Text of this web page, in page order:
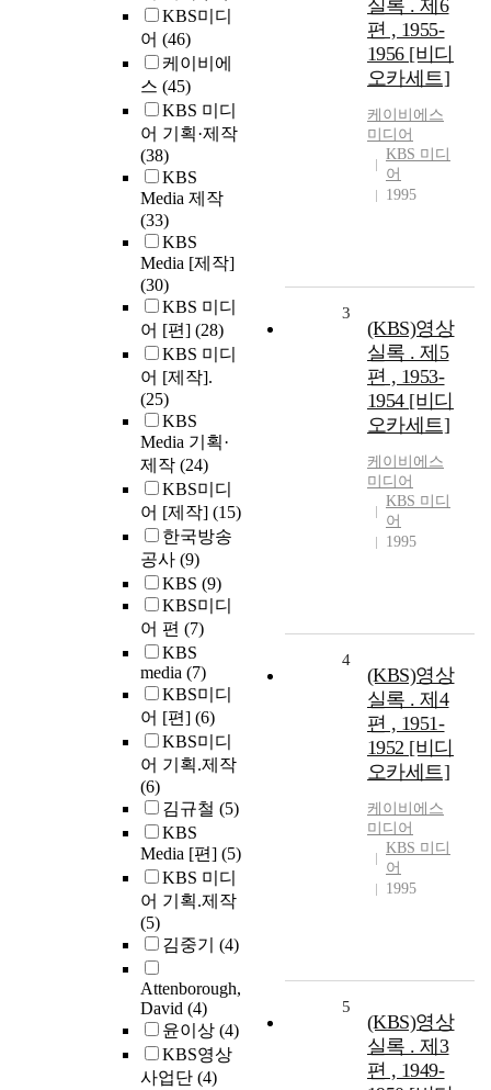
KBS미디
어 (46)
케이비에
스 (45)
KBS 미디
어 기획·제작
(38)
KBS
Media 제작
(33)
KBS
Media [제작]
(30)
KBS 미디
어 [편] (28)
KBS 미디
어 [제작].
(25)
KBS
Media 기획·
제작 (24)
KBS미디
어 [제작] (15)
한국방송
공사 (9)
KBS (9)
KBS미디
어 편 (7)
KBS
media (7)
KBS미디
어 [편] (6)
KBS미디
어 기획.제작
(6)
김규철 (5)
KBS
Media [편] (5)
KBS 미디
어 기획.제작
(5)
김중기 (4)
Attenborough,
David (4)
윤이상 (4)
KBS영상
사업단 (4)
실록 . 제6
편 , 1955-
1956 [비디
오카세트]
케이비에스
미디어
KBS 미디
어
1995
3
(KBS)영상
실록 . 제5
편 , 1953-
1954 [비디
오카세트]
케이비에스
미디어
KBS 미디
어
1995
4
(KBS)영상
실록 . 제4
편 , 1951-
1952 [비디
오카세트]
케이비에스
미디어
KBS 미디
어
1995
5
(KBS)영상
실록 . 제3
편 , 1949-